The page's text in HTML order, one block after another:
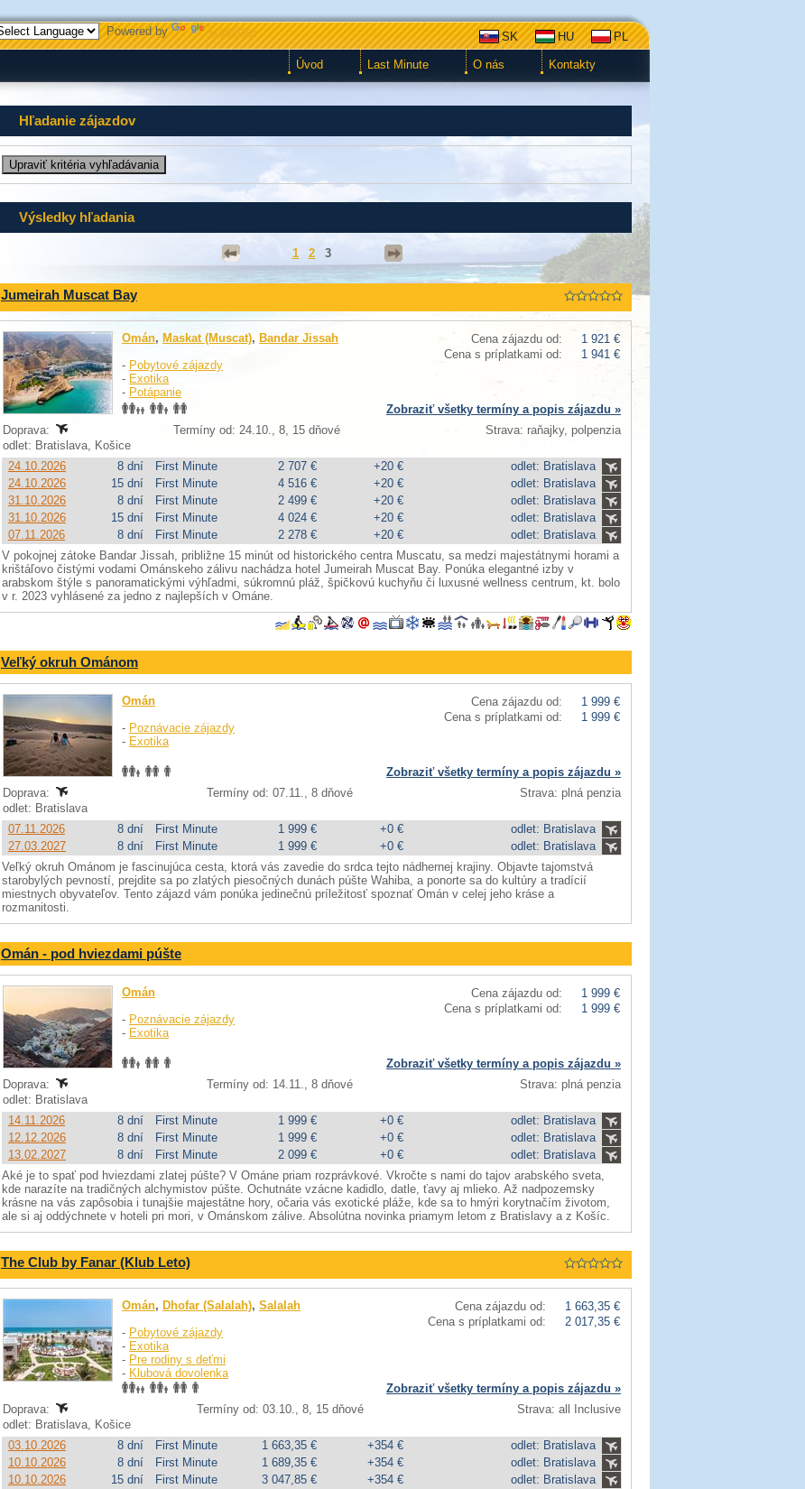
Powered by Translate SK HU PL
Úvod Last Minute O nás Kontakty
Hľadanie zájazdov
Výsledky hľadania
1 2 3
Jumeirah Muscat Bay
Cena zájazdu od:
1 921 €
Cena s príplatkami od:
1 941 €
Omán, Maskat (Muscat), Bandar Jissah
- Pobytové zájazdy
- Exotika
- Potápanie
Zobraziť všetky termíny a popis zájazdu »
Doprava:
Termíny od: 24.10., 8, 15 dňové
Strava: raňajky, polpenzia
odlet: Bratislava, Košice
24.10.2026
8 dní First Minute 2 707 € +20 €
odlet: Bratislava
24.10.2026
15 dní First Minute 4 516 € +20 €
odlet: Bratislava
31.10.2026
8 dní First Minute 2 499 € +20 €
odlet: Bratislava
31.10.2026
15 dní First Minute 4 024 € +20 €
odlet: Bratislava
07.11.2026
8 dní First Minute 2 278 € +20 €
odlet: Bratislava
V pokojnej zátoke Bandar Jissah, približne 15 minút od historického centra Muscatu, sa medzi majestátnymi horami a
krištáľovo čistými vodami Ománskeho zálivu nachádza hotel Jumeirah Muscat Bay. Ponúka elegantné izby v
arabskom štýle s panoramatickými výhľadmi, súkromnú pláž, špičkovú kuchyňu či luxusné wellness centrum, kt. bolo
v r. 2023 vyhlásené za jedno z najlepších v Ománe.
Veľký okruh Ománom
Cena zájazdu od:
1 999 €
Cena s príplatkami od:
1 999 €
Omán
- Poznávacie zájazdy
- Exotika
Zobraziť všetky termíny a popis zájazdu »
Doprava:
Termíny od: 07.11., 8 dňové
Strava: plná penzia
odlet: Bratislava
07.11.2026
8 dní First Minute 1 999 € +0 €
odlet: Bratislava
27.03.2027
8 dní First Minute 1 999 € +0 €
odlet: Bratislava
Veľký okruh Ománom je fascinujúca cesta, ktorá vás zavedie do srdca tejto nádhernej krajiny. Objavte tajomstvá
starobylých pevností, prejdite sa po zlatých piesočných dunách púšte Wahiba, a ponorte sa do kultúry a tradícií
miestnych obyvateľov. Tento zájazd vám ponúka jedinečnú príležitosť spoznať Omán v celej jeho kráse a
rozmanitosti.
Omán - pod hviezdami púšte
Cena zájazdu od:
1 999 €
Cena s príplatkami od:
1 999 €
Omán
- Poznávacie zájazdy
- Exotika
Zobraziť všetky termíny a popis zájazdu »
Doprava:
Termíny od: 14.11., 8 dňové
Strava: plná penzia
odlet: Bratislava
14.11.2026
8 dní First Minute 1 999 € +0 €
odlet: Bratislava
12.12.2026
8 dní First Minute 1 999 € +0 €
odlet: Bratislava
13.02.2027
8 dní First Minute 2 099 € +0 €
odlet: Bratislava
Aké je to spať pod hviezdami zlatej púšte? V Ománe priam rozprávkové. Vkročte s nami do tajov arabského sveta,
kde narazíte na tradičných alchymistov púšte. Ochutnáte vzácne kadidlo, datle, ťavy aj mlieko. Až nadpozemsky
krásne na vás zapôsobia i tunajšie majestátne hory, očaria vás exotické pláže, kde sa to hmýri korytnačím životom,
ale si aj oddýchnete v hoteli pri mori, v Ománskom zálive. Absolútna novinka priamym letom z Bratislavy a z Košíc.
The Club by Fanar (Klub Leto)
Cena zájazdu od:
1 663,35 €
Cena s príplatkami od:
2 017,35 €
Omán, Dhofar (Salalah), Salalah
- Pobytové zájazdy
- Exotika
- Pre rodiny s deťmi
- Klubová dovolenka
Zobraziť všetky termíny a popis zájazdu »
Doprava:
Termíny od: 03.10., 8, 15 dňové
Strava: all Inclusive
odlet: Bratislava, Košice
03.10.2026
8 dní First Minute 1 663,35 € +354 €
odlet: Bratislava
10.10.2026
8 dní First Minute 1 689,35 € +354 €
odlet: Bratislava
10.10.2026
15 dní First Minute 3 047,85 € +354 €
odlet: Bratislava